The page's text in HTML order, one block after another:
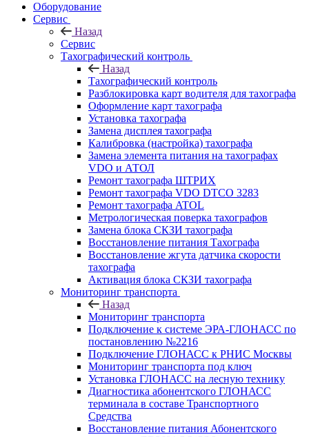
Оборудование
Сервис
Назад
Сервис
Тахографический контроль
Назад
Тахографический контроль
Разблокировка карт водителя для тахографа
Оформление карт тахографа
Установка тахографа
Замена дисплея тахографа
Калибровка (настройка) тахографа
Замена элемента питания на тахографах
VDO и АТОЛ
Ремонт тахографа ШТРИХ
Ремонт тахографа VDO DTCO 3283
Ремонт тахографа ATOL
Метрологическая поверка тахографов
Замена блока СКЗИ тахографа
Восстановление питания Тахографа
Восстановление жгута датчика скорости
тахографа
Активация блока СКЗИ тахографа
Мониторинг транспорта
Назад
Мониторинг транспорта
Подключение к системе ЭРА-ГЛОНАСС по
постановлению №2216
Подключение ГЛОНАСС к РНИС Москвы
Мониторинг транспорта под ключ
Установка ГЛОНАСС на лесную технику
Диагностика абонентского ГЛОНАСС
терминала в составе Транспортного
Средства
Восстановление питания Абонентского